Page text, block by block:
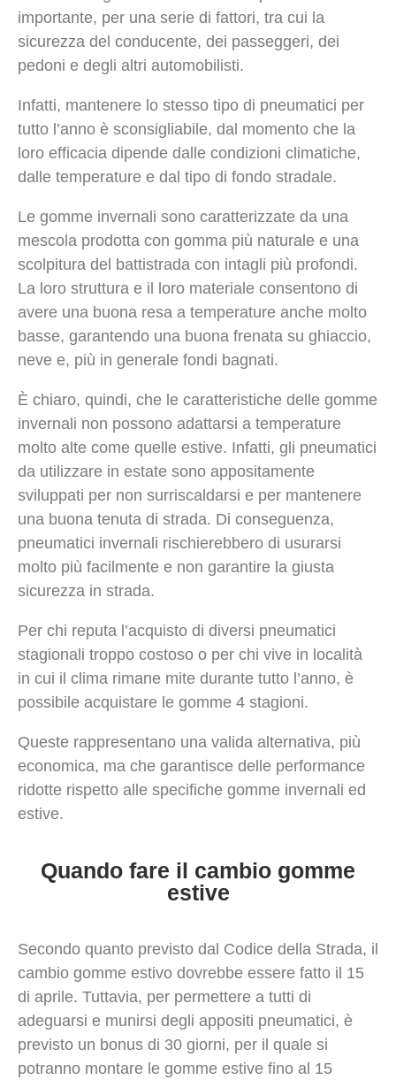
importante, per una serie di fattori, tra cui la
sicurezza del conducente, dei passeggeri, dei
pedoni e degli altri automobilisti.
Infatti, mantenere lo stesso tipo di pneumatici per
tutto l’anno è sconsigliabile, dal momento che la
loro efficacia dipende dalle condizioni climatiche,
dalle temperature e dal tipo di fondo stradale.
Le gomme invernali sono caratterizzate da una
mescola prodotta con gomma più naturale e una
scolpitura del battistrada con intagli più profondi.
La loro struttura e il loro materiale consentono di
avere una buona resa a temperature anche molto
basse, garantendo una buona frenata su ghiaccio,
neve e, più in generale fondi bagnati.
È chiaro, quindi, che le caratteristiche delle gomme
invernali non possono adattarsi a temperature
molto alte come quelle estive. Infatti, gli pneumatici
da utilizzare in estate sono appositamente
sviluppati per non surriscaldarsi e per mantenere
una buona tenuta di strada. Di conseguenza,
pneumatici invernali rischierebbero di usurarsi
molto più facilmente e non garantire la giusta
sicurezza in strada.
Per chi reputa l’acquisto di diversi pneumatici
stagionali troppo costoso o per chi vive in località
in cui il clima rimane mite durante tutto l’anno, è
possibile acquistare le gomme 4 stagioni.
Queste rappresentano una valida alternativa, più
economica, ma che garantisce delle performance
ridotte rispetto alle specifiche gomme invernali ed
estive.
Quando fare il cambio gomme
estive
Secondo quanto previsto dal Codice della Strada, il
cambio gomme estivo dovrebbe essere fatto il 15
di aprile. Tuttavia, per permettere a tutti di
adeguarsi e munirsi degli appositi pneumatici, è
previsto un bonus di 30 giorni, per il quale si
potranno montare le gomme estive fino al 15